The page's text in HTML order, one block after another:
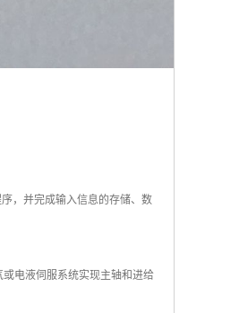
，并完成输入信息的存储、数
电液伺服系统实现主轴和进给